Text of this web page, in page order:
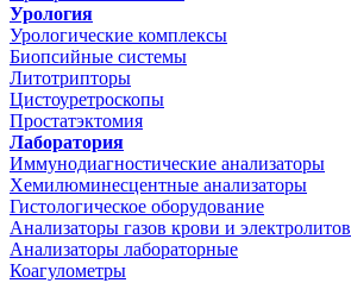
Урология
Урологические комплексы
Биопсийные системы
Литотрипторы
Цистоуретроскопы
Простатэктомия
Лаборатория
Иммунодиагностические анализаторы
Хемилюминесцентные анализаторы
Гистологическое оборудование
Анализаторы газов крови и электролитов
Анализаторы лабораторные
Коагулометры